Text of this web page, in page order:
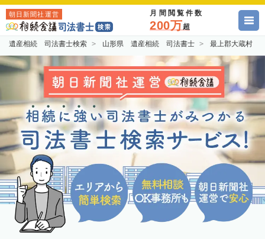
朝日新聞社運営 月間閲覧件数
200万超
遺産相続 司法書士検索 山形県 遺産相続 司法書士 最上郡大蔵村